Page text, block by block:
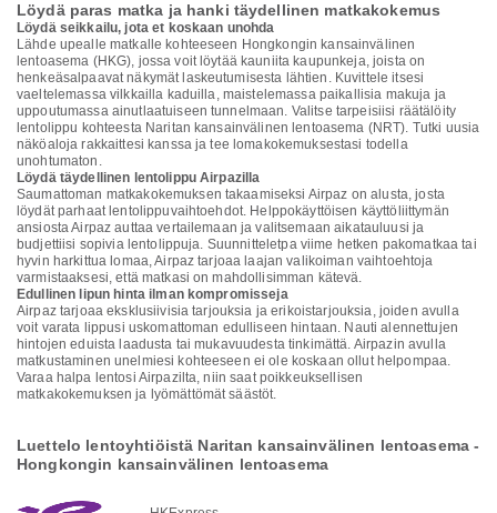
Löydä paras matka ja hanki täydellinen matkakokemus
Löydä seikkailu, jota et koskaan unohda
Lähde upealle matkalle kohteeseen Hongkongin kansainvälinen
lentoasema (HKG), jossa voit löytää kauniita kaupunkeja, joista on
henkeäsalpaavat näkymät laskeutumisesta lähtien. Kuvittele itsesi
vaeltelemassa vilkkailla kaduilla, maistelemassa paikallisia makuja ja
uppoutumassa ainutlaatuiseen tunnelmaan. Valitse tarpeisiisi räätälöity
lentolippu kohteesta Naritan kansainvälinen lentoasema (NRT). Tutki uusia
näköaloja rakkaittesi kanssa ja tee lomakokemuksestasi todella
unohtumaton.
Löydä täydellinen lentolippu Airpazilla
Saumattoman matkakokemuksen takaamiseksi Airpaz on alusta, josta
löydät parhaat lentolippuvaihtoehdot. Helppokäyttöisen käyttöliittymän
ansiosta Airpaz auttaa vertailemaan ja valitsemaan aikatauluusi ja
budjettiisi sopivia lentolippuja. Suunnitteletpa viime hetken pakomatkaa tai
hyvin harkittua lomaa, Airpaz tarjoaa laajan valikoiman vaihtoehtoja
varmistaaksesi, että matkasi on mahdollisimman kätevä.
Edullinen lipun hinta ilman kompromisseja
Airpaz tarjoaa eksklusiivisia tarjouksia ja erikoistarjouksia, joiden avulla
voit varata lippusi uskomattoman edulliseen hintaan. Nauti alennettujen
hintojen eduista laadusta tai mukavuudesta tinkimättä. Airpazin avulla
matkustaminen unelmiesi kohteeseen ei ole koskaan ollut helpompaa.
Varaa halpa lentosi Airpazilta, niin saat poikkeuksellisen
matkakokemuksen ja lyömättömät säästöt.
Luettelo lentoyhtiöistä Naritan kansainvälinen lentoasema -
Hongkongin kansainvälinen lentoasema